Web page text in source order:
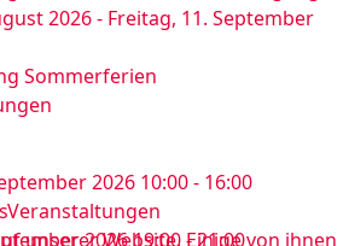
2026 - Freitag, 11. September
Sommerferien
2026 10:00 - 16:00
2026 19:00 - 21:00
unserer Website. Einige von ihnen